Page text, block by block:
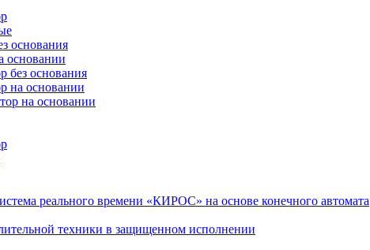
основания
основании
без основания
на основании
на основании
реального времени «КИРОС» на основе конечного автомата
техники в защищенном исполнении